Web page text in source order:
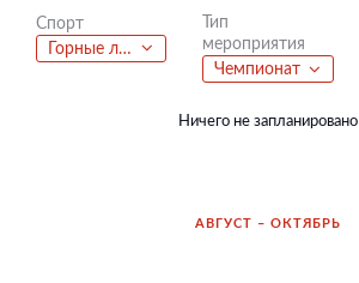
Спорт
Горные лыжи
Тип
мероприятия
Чемпионат
Ничего не запланировано
АВГУСТ – ОКТЯБРЬ